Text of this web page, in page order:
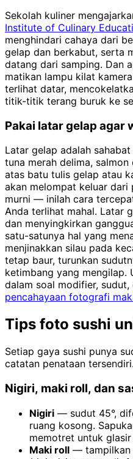
Sekolah kuliner
Institute of Culinary
menghindari cahaya dari
gelap dan berkabut, serta
datang dari samping. Dan
matikan lampu kilat
terlihat datar,
titik-titik terang buruk ke
Pakai latar gelap agar
Latar gelap adalah
tuna merah delima,
atas batu tulis gelap atau
akan melompat keluar
murni — inilah cara
Anda terlihat mahal. Latar
dan menyingkirkan
satu-satunya hal yang
menjinakkan silau pada
tetap baur, turunkan
ketimbang yang mengilap.
dalam soal modifier,
pencahayaan fotografi
Tips foto sushi
Setiap gaya sushi punya
catatan penataan
Nigiri, maki roll, dan
Nigiri — sudut 45°,
ruang kosong.
memotret untuk glasir
Maki roll — tampilkan